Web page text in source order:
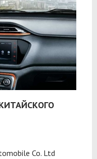
Co. Ltd